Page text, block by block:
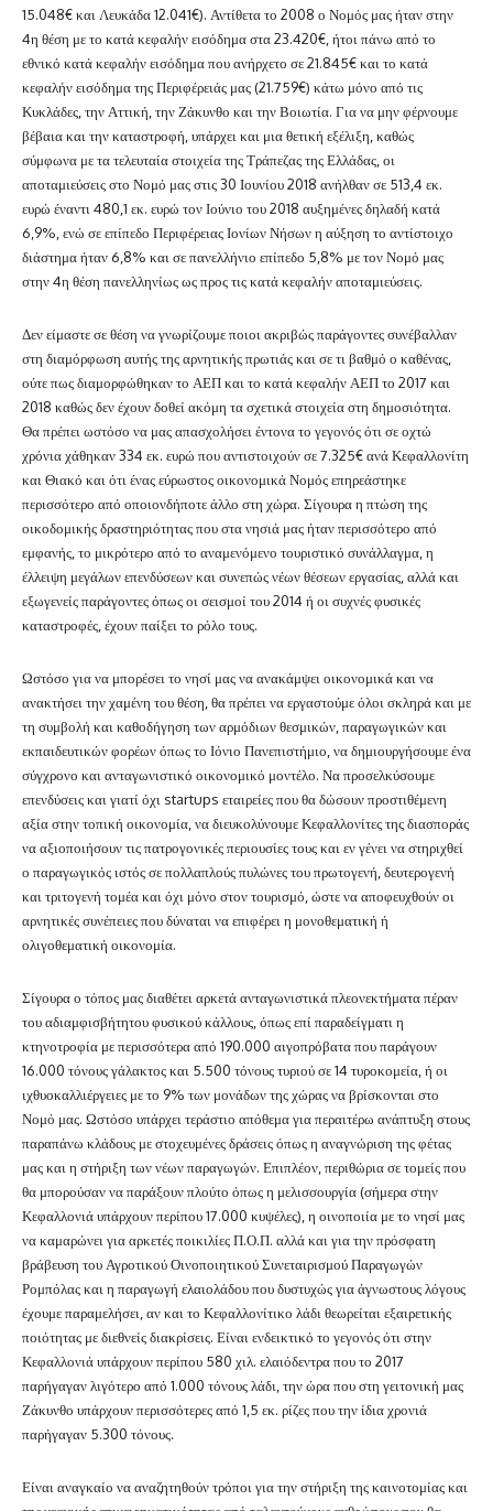
15.048€ και Λευκάδα 12.041€). Αντίθετα το 2008 ο Νομός μας ήταν στην
4η θέση με το κατά κεφαλήν εισόδημα στα 23.420€, ήτοι πάνω από το
εθνικό κατά κεφαλήν εισόδημα που ανήρχετο σε 21.845€ και το κατά
κεφαλήν εισόδημα της Περιφέρειάς μας (21.759€) κάτω μόνο από τις
Κυκλάδες, την Αττική, την Ζάκυνθο και την Βοιωτία. Για να μην φέρνουμε
βέβαια και την καταστροφή, υπάρχει και μια θετική εξέλιξη, καθώς
σύμφωνα με τα τελευταία στοιχεία της Τράπεζας της Ελλάδας, οι
αποταμιεύσεις στο Νομό μας στις 30 Ιουνίου 2018 ανήλθαν σε 513,4 εκ.
ευρώ έναντι 480,1 εκ. ευρώ τον Ιούνιο του 2018 αυξημένες δηλαδή κατά
6,9%, ενώ σε επίπεδο Περιφέρειας Ιονίων Νήσων η αύξηση το αντίστοιχο
διάστημα ήταν 6,8% και σε πανελλήνιο επίπεδο 5,8% με τον Νομό μας
στην 4η θέση πανελληνίως ως προς τις κατά κεφαλήν αποταμιεύσεις.
Δεν είμαστε σε θέση να γνωρίζουμε ποιοι ακριβώς παράγοντες συνέβαλλαν
στη διαμόρφωση αυτής της αρνητικής πρωτιάς και σε τι βαθμό ο καθένας,
ούτε πως διαμορφώθηκαν το ΑΕΠ και το κατά κεφαλήν ΑΕΠ το 2017 και
2018 καθώς δεν έχουν δοθεί ακόμη τα σχετικά στοιχεία στη δημοσιότητα.
Θα πρέπει ωστόσο να μας απασχολήσει έντονα το γεγονός ότι σε οχτώ
χρόνια χάθηκαν 334 εκ. ευρώ που αντιστοιχούν σε 7.325€ ανά Κεφαλλονίτη
και Θιακό και ότι ένας εύρωστος οικονομικά Νομός επηρεάστηκε
περισσότερο από οποιονδήποτε άλλο στη χώρα. Σίγουρα η πτώση της
οικοδομικής δραστηριότητας που στα νησιά μας ήταν περισσότερο από
εμφανής, το μικρότερο από το αναμενόμενο τουριστικό συνάλλαγμα, η
έλλειψη μεγάλων επενδύσεων και συνεπώς νέων θέσεων εργασίας, αλλά και
εξωγενείς παράγοντες όπως οι σεισμοί του 2014 ή οι συχνές φυσικές
καταστροφές, έχουν παίξει το ρόλο τους.
Ωστόσο για να μπορέσει το νησί μας να ανακάμψει οικονομικά και να
ανακτήσει την χαμένη του θέση, θα πρέπει να εργαστούμε όλοι σκληρά και με
τη συμβολή και καθοδήγηση των αρμόδιων θεσμικών, παραγωγικών και
εκπαιδευτικών φορέων όπως το Ιόνιο Πανεπιστήμιο, να δημιουργήσουμε ένα
σύγχρονο και ανταγωνιστικό οικονομικό μοντέλο. Να προσελκύσουμε
επενδύσεις και γιατί όχι startups εταιρείες που θα δώσουν προστιθέμενη
αξία στην τοπική οικονομία, να διευκολύνουμε Κεφαλλονίτες της διασποράς
να αξιοποιήσουν τις πατρογονικές περιουσίες τους και εν γένει να στηριχθεί
ο παραγωγικός ιστός σε πολλαπλούς πυλώνες του πρωτογενή, δευτερογενή
και τριτογενή τομέα και όχι μόνο στον τουρισμό, ώστε να αποφευχθούν οι
αρνητικές συνέπειες που δύναται να επιφέρει η μονοθεματική ή
ολιγοθεματική οικονομία.
Σίγουρα ο τόπος μας διαθέτει αρκετά ανταγωνιστικά πλεονεκτήματα πέραν
του αδιαμφισβήτητου φυσικού κάλλους, όπως επί παραδείγματι η
κτηνοτροφία με περισσότερα από 190.000 αιγοπρόβατα που παράγουν
16.000 τόνους γάλακτος και 5.500 τόνους τυριού σε 14 τυροκομεία, ή οι
ιχθυοκαλλιέργειες με το 9% των μονάδων της χώρας να βρίσκονται στο
Νομό μας. Ωστόσο υπάρχει τεράστιο απόθεμα για περαιτέρω ανάπτυξη στους
παραπάνω κλάδους με στοχευμένες δράσεις όπως η αναγνώριση της φέτας
μας και η στήριξη των νέων παραγωγών. Επιπλέον, περιθώρια σε τομείς που
θα μπορούσαν να παράξουν πλούτο όπως η μελισσουργία (σήμερα στην
Κεφαλλονιά υπάρχουν περίπου 17.000 κυψέλες), η οινοποιία με το νησί μας
να καμαρώνει για αρκετές ποικιλίες Π.Ο.Π. αλλά και για την πρόσφατη
βράβευση του Αγροτικού Οινοποιητικού Συνεταιρισμού Παραγωγών
Ρομπόλας και η παραγωγή ελαιολάδου που δυστυχώς για άγνωστους λόγους
έχουμε παραμελήσει, αν και το Κεφαλλονίτικο λάδι θεωρείται εξαιρετικής
ποιότητας με διεθνείς διακρίσεις. Είναι ενδεικτικό το γεγονός ότι στην
Κεφαλλονιά υπάρχουν περίπου 580 χιλ. ελαιόδεντρα που το 2017
παρήγαγαν λιγότερο από 1.000 τόνους λάδι, την ώρα που στη γειτονική μας
Ζάκυνθο υπάρχουν περισσότερες από 1,5 εκ. ρίζες που την ίδια χρονιά
παρήγαγαν 5.300 τόνους.
Είναι αναγκαίο να αναζητηθούν τρόποι για την στήριξη της καινοτομίας και